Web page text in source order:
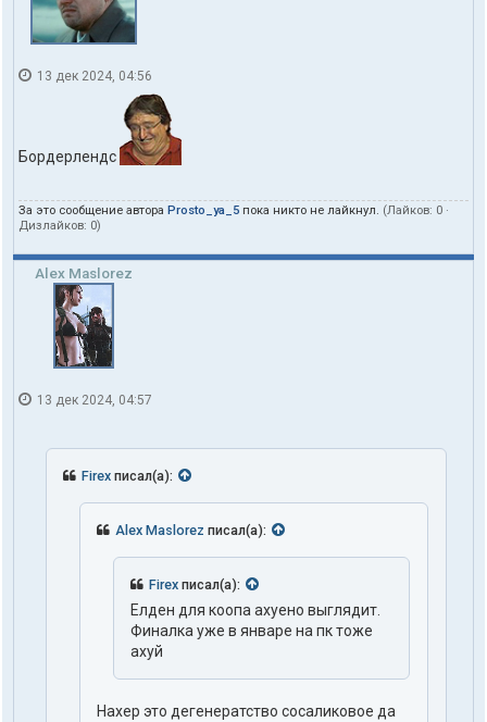
13 дек 2024, 04:56
Бордерлендс
За это сообщение автора Prosto_ya_5 пока никто не лайкнул. (Лайков: 0 ·
Дизлайков: 0)
Alex Maslorez
13 дек 2024, 04:57
Firex писал(а):
Alex Maslorez писал(а):
Firex писал(а):
Елден для коопа ахуено выглядит.
Финалка уже в январе на пк тоже
ахуй
Нахер это дегенератство сосаликовое да